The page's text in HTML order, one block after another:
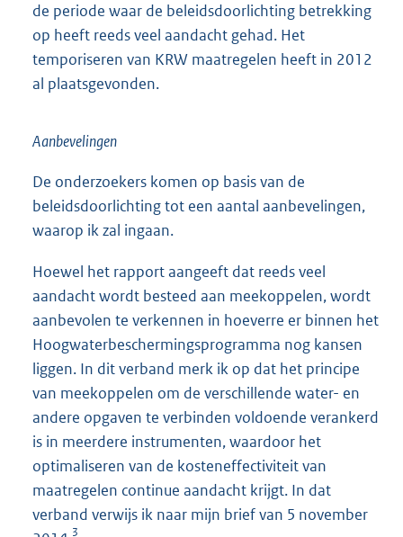
de periode waar de beleidsdoorlichting betrekking
op heeft reeds veel aandacht gehad. Het
temporiseren van KRW maatregelen heeft in 2012
al plaatsgevonden.
Aanbevelingen
De onderzoekers komen op basis van de
beleidsdoorlichting tot een aantal aanbevelingen,
waarop ik zal ingaan.
Hoewel het rapport aangeeft dat reeds veel
aandacht wordt besteed aan meekoppelen, wordt
aanbevolen te verkennen in hoeverre er binnen het
Hoogwaterbeschermingsprogramma nog kansen
liggen. In dit verband merk ik op dat het principe
van meekoppelen om de verschillende water- en
andere opgaven te verbinden voldoende verankerd
is in meerdere instrumenten, waardoor het
optimaliseren van de kosteneffectiviteit van
maatregelen continue aandacht krijgt. In dat
verband verwijs ik naar mijn brief van 5 november
3